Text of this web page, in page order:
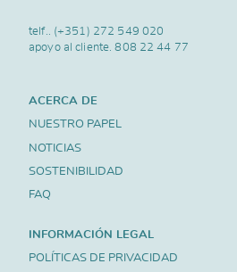
telf.. (+351) 272 549 020
apoyo al cliente.808 22 44 77
ACERCA DE
NUESTRO PAPEL
NOTICIAS
SOSTENIBILIDAD
FAQ
INFORMACIÓN LEGAL
POLÍTICAS DE PRIVACIDAD